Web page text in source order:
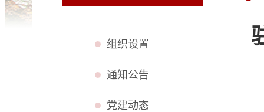
组织设置
通知公告
党建动态